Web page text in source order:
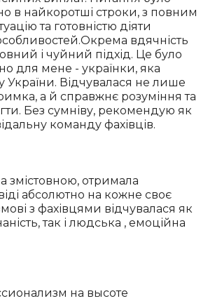
в найкоротші строки, з повним
та готовністю діяти
вдячність
і чуйний підхід. Це було
для мене - українки, яка
України. Відчувалася не лише
а й справжнє розуміння та
Без сумніву, рекомендую як
команду фахівців.
змістовною, отримала
абсолютно на кожне своє
з фахівцями відчувалася як
так і людська , емоційна
на высоте